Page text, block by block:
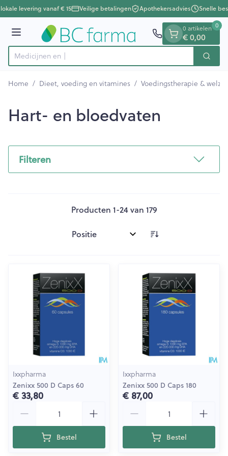
Ga naar de inhoud
1 van 1
levering vanaf € 15 Veilige betalingen Apothekersadvies Snelle
Menu
Product, merk, categorie...
Zoek
0 artikelen
€ 0,00
0
Home / Dieet, voeding en vitamines / Voedingstherapie &
Hart- en bloedvaten
Filteren
Producten 1-24van 179
Sorteer op:
Ixxpharma
Zenixx 500 D Caps 60
€ 33,80
Bestel
Ixxpharma
Zenixx 500 D Caps 180
€ 87,00
Bestel